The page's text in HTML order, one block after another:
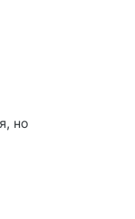
но